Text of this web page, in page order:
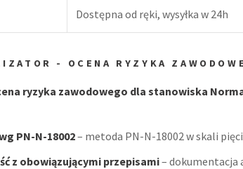
Dostępna od ręki, wysyłka w 24h
- OCENA RYZYKA
ryzyka zawodowego dla stanowiska
PN-N-18002– metoda PN-N-18002 w skali
z obowiązującymi przepisami– dokumentacja